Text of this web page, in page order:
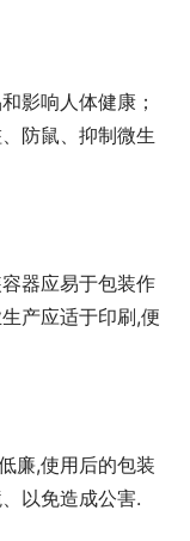
影响人体健康；
防鼠、抑制微生
器应易于包装作
产应适于印刷,便
廉,使用后的包装
以免造成公害.